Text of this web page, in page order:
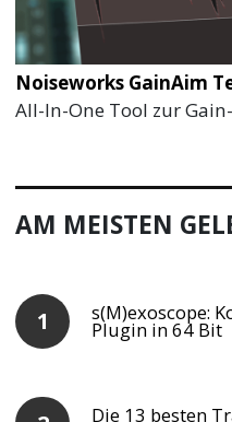
Noiseworks GainAim
All-In-One Tool zur
AM MEISTEN
s(M)exoscope:
Plugin in 64 Bit
Die 13 besten